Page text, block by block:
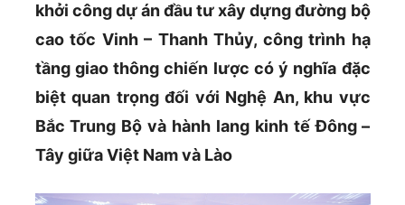
khởi công dự án đầu tư xây dựng đường bộ
cao tốc Vinh – Thanh Thủy, công trình hạ
tầng giao thông chiến lược có ý nghĩa đặc
biệt quan trọng đối với Nghệ An, khu vực
Bắc Trung Bộ và hành lang kinh tế Đông –
Tây giữa Việt Nam và Lào